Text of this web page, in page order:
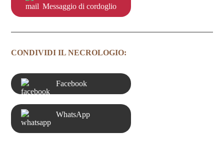
Messaggio di cordoglio
CONDIVIDI IL NECROLOGIO:
Facebook
WhatsApp